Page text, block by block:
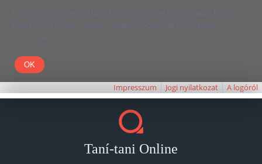
Kedves Olvasó! Weboldalunk böngészésével Ön elfogadja, hogy a
felhasználói élmény javítása céljából cookie-kat használunk.
Köszönjük!
Impresszum Jogi nyilatkozat A logóról
Taní-tani Online